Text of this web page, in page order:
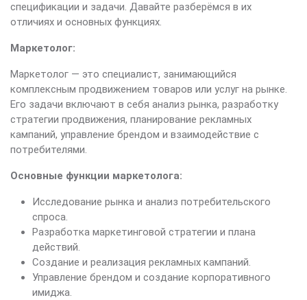
спецификации и задачи. Давайте разберёмся в их
отличиях и основных функциях.
Маркетолог:
Маркетолог — это специалист, занимающийся
комплексным продвижением товаров или услуг на рынке.
Его задачи включают в себя анализ рынка, разработку
стратегии продвижения, планирование рекламных
кампаний, управление брендом и взаимодействие с
потребителями.
Основные функции маркетолога:
Исследование рынка и анализ потребительского
спроса.
Разработка маркетинговой стратегии и плана
действий.
Создание и реализация рекламных кампаний.
Управление брендом и создание корпоративного
имиджа.